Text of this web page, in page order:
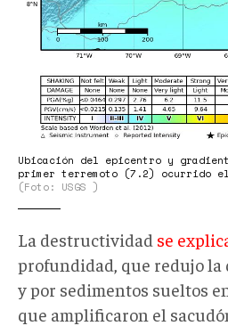
Ubicación del epicentro y
primer terremoto (7.2) ocurrido
(Foto: USGS )
La destructividad se
profundidad, que redujo la
y por sedimentos sueltos
que amplificaron el